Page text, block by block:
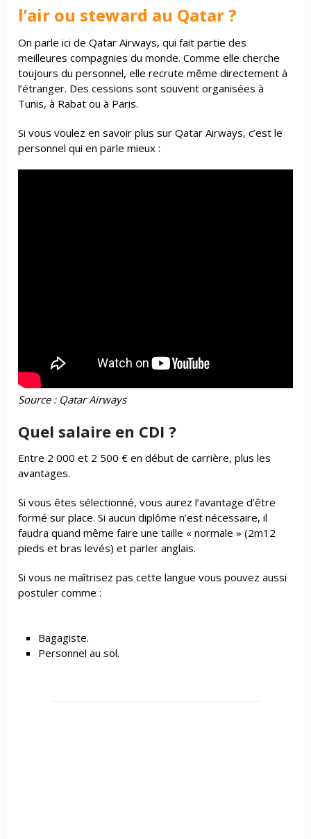
l’air ou steward au Qatar ?
On parle ici de Qatar Airways, qui fait partie des
meilleures compagnies du monde. Comme elle cherche
toujours du personnel, elle recrute même directement à
l’étranger. Des cessions sont souvent organisées à
Tunis, à Rabat ou à Paris.
Si vous voulez en savoir plus sur Qatar Airways, c’est le
personnel qui en parle mieux :
Source : Qatar Airways
Quel salaire en CDI ?
Entre 2 000 et 2 500 € en début de carrière, plus les
avantages.
Si vous êtes sélectionné, vous aurez l’avantage d’être
formé sur place. Si aucun diplôme n’est nécessaire, il
faudra quand même faire une taille « normale » (2m12
pieds et bras levés) et parler anglais.
Si vous ne maîtrisez pas cette langue vous pouvez aussi
postuler comme :
Bagagiste.
Personnel au sol.